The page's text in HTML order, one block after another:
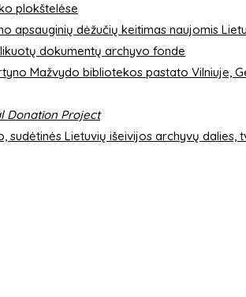
plokštelėse
apsauginių dėžučių keitimas naujomis
dokumentų archyvo fonde
Mažvydo bibliotekos pastato Vilniuje,
Donation Project
sudėtinės Lietuvių išeivijos archyvų dalies,